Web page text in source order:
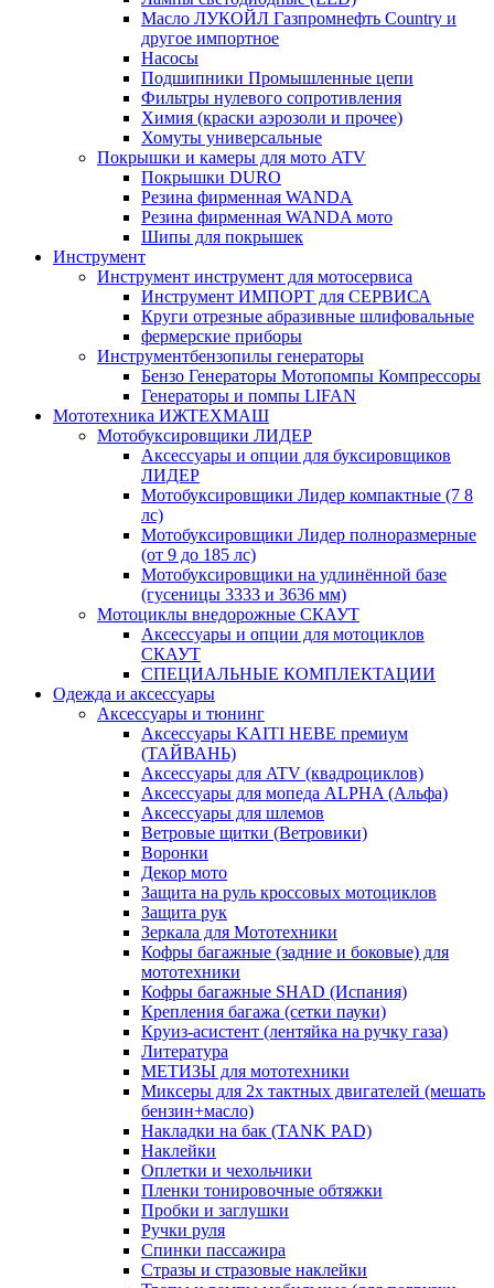
Масло ЛУКОЙЛ Газпромнефть Country и
другое импортное
Насосы
Подшипники Промышленные цепи
Фильтры нулевого сопротивления
Химия (краски аэрозоли и прочее)
Хомуты универсальные
Покрышки и камеры для мото ATV
Покрышки DURO
Резина фирменная WANDA
Резина фирменная WANDA мото
Шипы для покрышек
Инструмент
Инструмент инструмент для мотосервиса
Инструмент ИМПОРТ для СЕРВИСА
Круги отрезные абразивные шлифовальные
фермерские приборы
Инструментбензопилы генераторы
Бензо Генераторы Мотопомпы Компрессоры
Генераторы и помпы LIFAN
Мототехника ИЖТЕХМАШ
Мотобуксировщики ЛИДЕР
Аксессуары и опции для буксировщиков
ЛИДЕР
Мотобуксировщики Лидер компактные (7 8
лс)
Мотобуксировщики Лидер полноразмерные
(от 9 до 185 лс)
Мотобуксировщики на удлинённой базе
(гусеницы 3333 и 3636 мм)
Мотоциклы внедорожные СКАУТ
Аксессуары и опции для мотоциклов
СКАУТ
СПЕЦИАЛЬНЫЕ КОМПЛЕКТАЦИИ
Одежда и аксессуары
Аксессуары и тюнинг
Аксессуары KAITI HEBE премиум
(ТАЙВАНЬ)
Аксессуары для ATV (квадроциклов)
Аксессуары для мопеда ALPHA (Альфа)
Аксессуары для шлемов
Ветровые щитки (Ветровики)
Воронки
Декор мото
Защита на руль кроссовых мотоциклов
Защита рук
Зеркала для Мототехники
Кофры багажные (задние и боковые) для
мототехники
Кофры багажные SHAD (Испания)
Крепления багажа (сетки пауки)
Круиз-асистент (лентяйка на ручку газа)
Литература
МЕТИЗЫ для мототехники
Миксеры для 2х тактных двигателей (мешать
бензин+масло)
Накладки на бак (TANK PAD)
Наклейки
Оплетки и чехольчики
Пленки тонировочные обтяжки
Пробки и заглушки
Ручки руля
Спинки пассажира
Стразы и стразовые наклейки